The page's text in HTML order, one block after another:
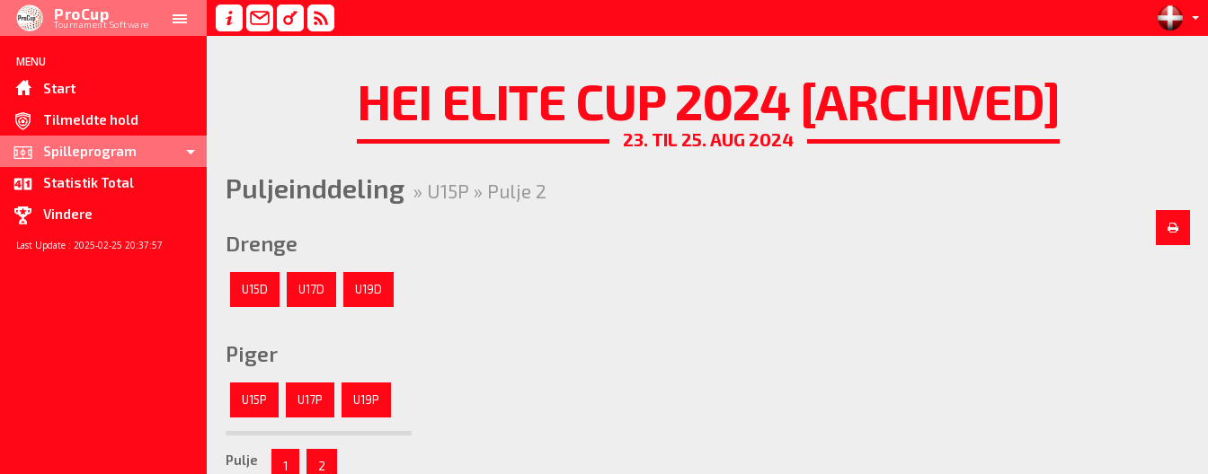
ProCup
Tournament Software
MENU
Start
Tilmeldte hold
Spilleprogram
Statistik Total
Vindere
Last Update : 2025-02-25 20:37:57
HEI ELITE CUP 2024 [ARCHIVED]
23. TIL 25. AUG 2024
Puljeinddeling » U15P » Pulje 2
Drenge
U15D U17D U19D
Piger
U15P U17P U19P
Pulje 1 2